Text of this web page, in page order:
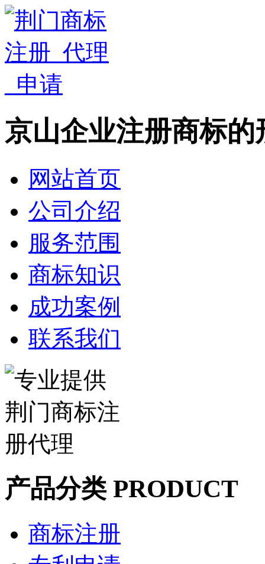
京山企业注册商标的
网站首页
公司介绍
服务范围
商标知识
成功案例
联系我们
产品分类 PRODUCT
商标注册